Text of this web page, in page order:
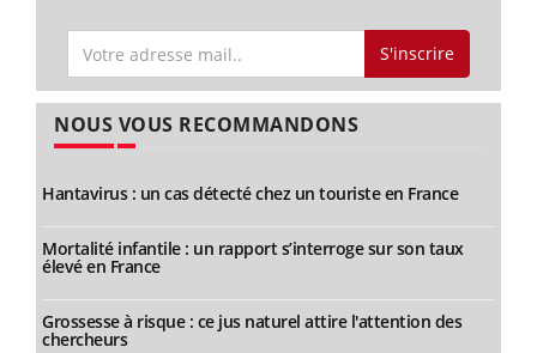
S'inscrire
NOUS VOUS RECOMMANDONS
Hantavirus : un cas détecté chez un touriste en France
Mortalité infantile : un rapport s’interroge sur son taux
élevé en France
Grossesse à risque : ce jus naturel attire l'attention des
chercheurs